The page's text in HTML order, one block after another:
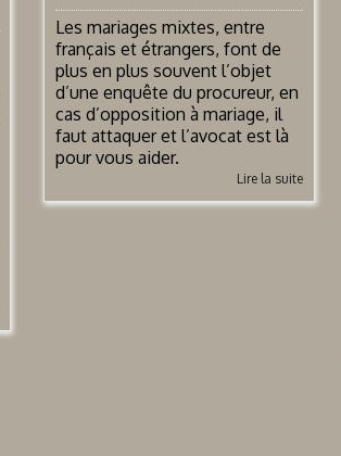
Les mariages mixtes, entre
français et étrangers, font de
plus en plus souvent l’objet
d’une enquête du procureur, en
cas d’opposition à mariage, il
faut attaquer et l’avocat est là
pour vous aider.
Lire la suite